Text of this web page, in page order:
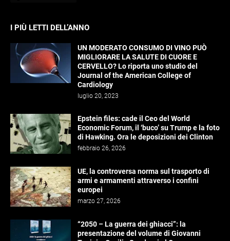
I PIÙ LETTI DELL’ANNO
UN MODERATO CONSUMO DI VINO PUÒ
MIGLIORARE LA SALUTE DI CUORE E
CERVELLO? Lo riporta uno studio del
Journal of the American College of
Cardiology
luglio 20, 2023
Epstein files: cade il Ceo del World
Economic Forum, il ‘buco’ su Trump e la foto
di Hawking. Ora le deposizioni dei Clinton
febbraio 26, 2026
UE, la controversa norma sul trasporto di
armi e armamenti attraverso i confini
europei
marzo 27, 2026
“2050 – La guerra dei ghiacci”: la
presentazione del volume di Giovanni